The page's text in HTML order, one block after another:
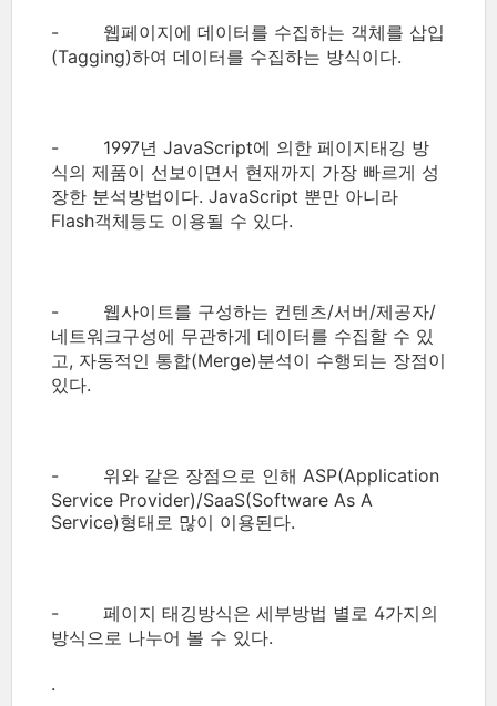
- 웹페이지에 데이터를 수집하는 객체를 삽입
(Tagging)하여 데이터를 수집하는 방식이다.
- 1997년 JavaScript에 의한 페이지태깅 방
식의 제품이 선보이면서 현재까지 가장 빠르게 성
장한 분석방법이다. JavaScript 뿐만 아니라
Flash객체등도 이용될 수 있다.
- 웹사이트를 구성하는 컨텐츠/서버/제공자/
네트워크구성에 무관하게 데이터를 수집할 수 있
고, 자동적인 통합(Merge)분석이 수행되는 장점이
있다.
- 위와 같은 장점으로 인해 ASP(Application
Service Provider)/SaaS(Software As A
Service)형태로 많이 이용된다.
- 페이지 태깅방식은 세부방법 별로 4가지의
방식으로 나누어 볼 수 있다.
.